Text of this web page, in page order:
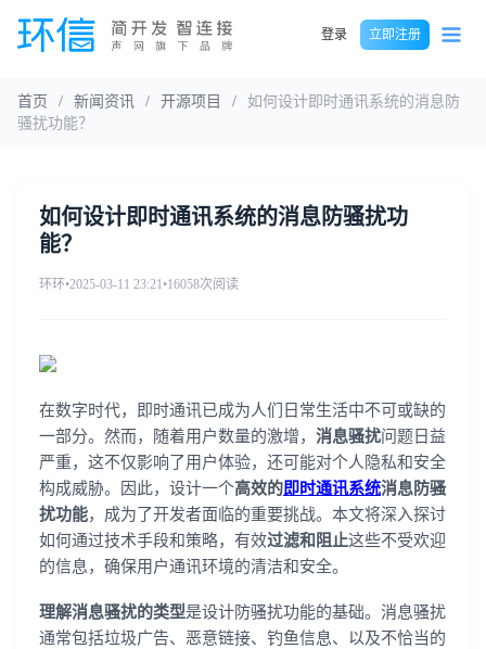
登录 立即注册
首页 / 新闻资讯 / 开源项目 /
如何设计即时通讯系统的消息防
骚扰功能？
如何设计即时通讯系统的消息防骚扰功
能？
环环•2025-03-11 23:21•16058次阅读
在数字时代，即时通讯已成为人们日常生活中不可或缺的
一部分。然而，随着用户数量的激增， 消息骚扰问题日益
严重，这不仅影响了用户体验，还可能对个人隐私和安全
构成威胁。因此，设计一个高效的即时通讯系统消息防骚
扰功能，成为了开发者面临的重要挑战。本文将深入探讨
如何通过技术手段和策略，有效过滤和阻止这些不受欢迎
的信息，确保用户通讯环境的清洁和安全。
理解消息骚扰的类型是设计防骚扰功能的基础。消息骚扰
通常包括垃圾广告、恶意链接、钓鱼信息、以及不恰当的